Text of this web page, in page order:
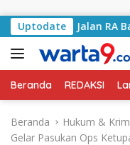
Uptodate
Jalan RA Basyid,
Beranda REDAKSI
Beranda Hukum &
Gelar Pasukan Ops